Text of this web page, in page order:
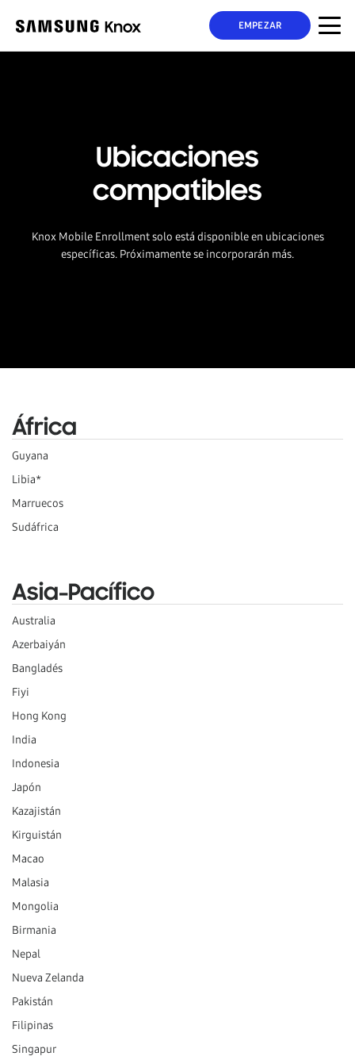
EMPEZAR
Ubicaciones
compatibles
Knox Mobile Enrollment solo está disponible en ubicaciones
específicas. Próximamente se incorporarán más.
África
Guyana
Libia*
Marruecos
Sudáfrica
Asia-Pacífico
Australia
Azerbaiyán
Bangladés
Fiyi
Hong Kong
India
Indonesia
Japón
Kazajistán
Kirguistán
Macao
Malasia
Mongolia
Birmania
Nepal
Nueva Zelanda
Pakistán
Filipinas
Singapur